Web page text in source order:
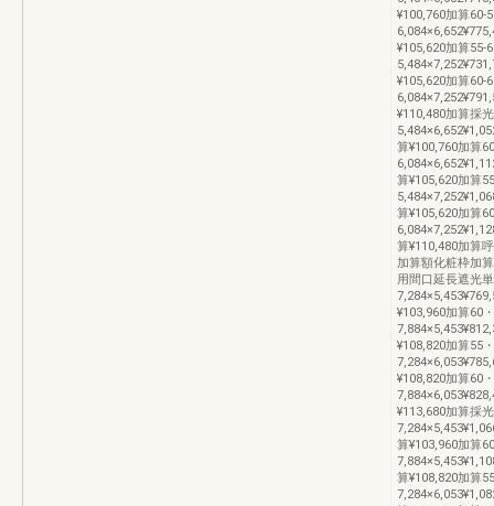
¥100,760加算60-
¥105,620加算55-
¥105,620加算60-
¥110,480加算採
算¥100,760加算
算¥105,620加算
算¥105,620加算
算¥110,480加算
加算額化粧枠加
用間口延長遮光
¥103,960加算60
¥108,820加算55
¥108,820加算60
¥113,680加算採
算¥103,960加算
算¥108,820加算